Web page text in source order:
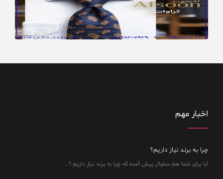
اخبار مهم
چرا به برند نیاز داریم؟
آیا برای شما هم سئوال پیش آمده که چرا به برند نیاز داریم ؟ ..